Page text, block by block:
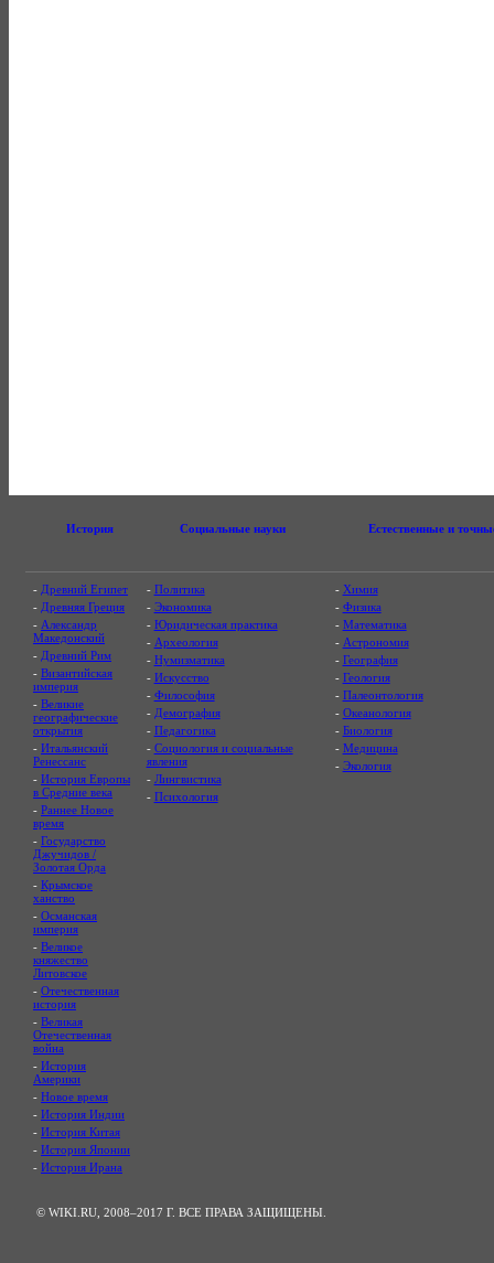
История Социальные науки Естественные и
- Древний Египет
- Древняя Греция
- Александр
Македонский
- Древний Рим
- Византийская
империя
- Великие
географические
открытия
- Итальянский
Ренессанс
- История Европы
в Средние века
- Раннее Новое
время
- Государство
Джучидов /
Золотая Орда
- Крымское
ханство
- Османская
империя
- Великое
княжество
Литовское
- Отечественная
история
- Великая
Отечественная
война
- История
Америки
- Новое время
- История Индии
- История Китая
- История Японии
- История Ирана
- Политика
- Экономика
- Юридическая практика
- Археология
- Нумизматика
- Искусство
- Философия
- Демография
- Педагогика
- Социология и социальные
явления
- Лингвистика
- Психология
- Химия
- Физика
- Математика
- Астрономия
- География
- Геология
- Палеонтология
- Океанология
- Биология
- Медицина
- Экология
© WIKI.RU, 2008–2017 Г. ВСЕ ПРАВА ЗАЩИЩЕНЫ.